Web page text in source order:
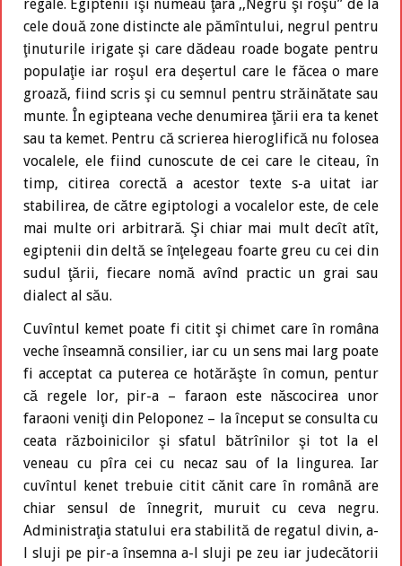
regale. Egiptenii îşi numeau ţara ,,Negru şi roşu” de la
cele două zone distincte ale pămîntului, negrul pentru
ţinuturile irigate şi care dădeau roade bogate pentru
populaţie iar roşul era deşertul care le făcea o mare
groază, fiind scris şi cu semnul pentru străinătate sau
munte. În egipteana veche denumirea ţării era ta kenet
sau ta kemet. Pentru că scrierea hieroglifică nu folosea
vocalele, ele fiind cunoscute de cei care le citeau, în
timp, citirea corectă a acestor texte s-a uitat iar
stabilirea, de către egiptologi a vocalelor este, de cele
mai multe ori arbitrară. Şi chiar mai mult decît atît,
egiptenii din deltă se înţelegeau foarte greu cu cei din
sudul ţării, fiecare nomă avînd practic un grai sau
dialect al său.
Cuvîntul kemet poate fi citit şi chimet care în româna
veche înseamnă consilier, iar cu un sens mai larg poate
fi acceptat ca puterea ce hotărăşte în comun, pentur
că regele lor, pir-a – faraon este născocirea unor
faraoni veniţi din Peloponez – la început se consulta cu
ceata războinicilor şi sfatul bătrînilor şi tot la el
veneau cu pîra cei cu necaz sau of la lingurea. Iar
cuvîntul kenet trebuie citit cănit care în română are
chiar sensul de înnegrit, muruit cu ceva negru.
Administraţia statului era stabilită de regatul divin, a-
l sluji pe pir-a însemna a-l sluji pe zeu iar judecătorii